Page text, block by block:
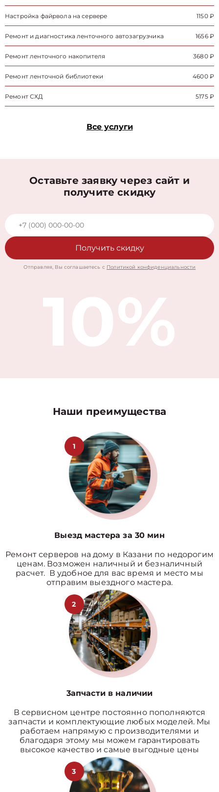
Настройка файрвола на сервере 1150 ₽
Ремонт и диагностика ленточного автозагрузчика 1656 ₽
Ремонт ленточного накопителя 3680 ₽
Ремонт ленточной библиотеки 4600 ₽
Ремонт СХД 5175 ₽
Все услуги
Оставьте заявку через сайт и
получите скидку
Получить скидку
Отправляя, Вы соглашаетесь с Политикой конфиденциальности
Наши преимущества
1
Выезд мастера за 30 мин
Ремонт серверов на дому в Казани по недорогим
ценам. Возможен наличный и безналичный
расчет. В удобное для вас время и место мы
отправим выездного мастера.
2
3апчасти в наличии
В сервисном центре постоянно пополняются
запчасти и комплектующие любых моделей. Мы
работаем напрямую с производителями и
благодаря этому мы можем гарантировать
высокое качество и самые выгодные цены
3